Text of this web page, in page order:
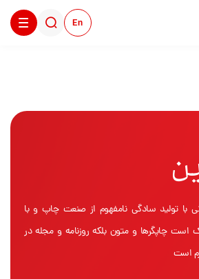
En
با تولید سادگی نامفهوم از صنعت چاپ و با
است چاپگرها و متون بلکه روزنامه و مجله در
است